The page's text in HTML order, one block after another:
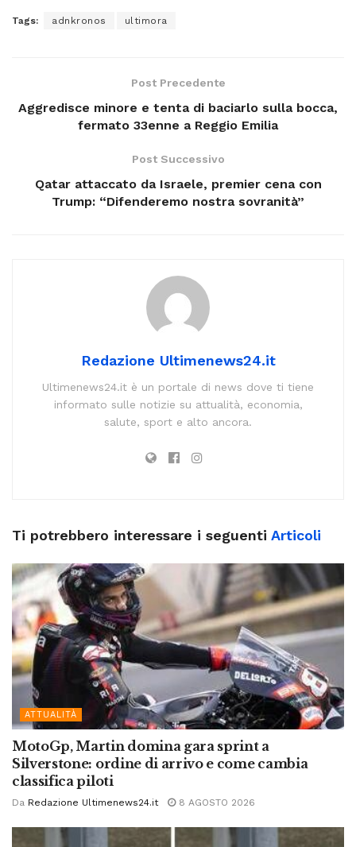
Tags: adnkronos ultimora
Post Precedente
Aggredisce minore e tenta di baciarlo sulla bocca,
fermato 33enne a Reggio Emilia
Post Successivo
Qatar attaccato da Israele, premier cena con
Trump: “Difenderemo nostra sovranità”
Redazione Ultimenews24.it
Ultimenews24.it è un portale di news dove ti tiene
informato sulle notizie su attualità, economia,
salute, sport e alto ancora.
Ti potrebbero interessare i seguenti Articoli
ATTUALITÀ
MotoGp, Martin domina gara sprint a
Silverstone: ordine di arrivo e come cambia
classifica piloti
Da Redazione Ultimenews24.it 8 AGOSTO 2026